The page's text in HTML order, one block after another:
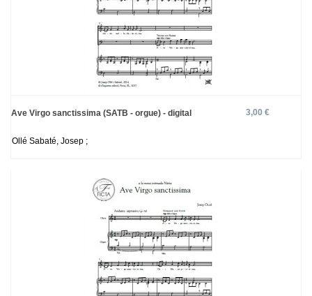
Ave Virgo sanctissima (SATB - orgue) - digital 3,00 €
Ollé Sabaté, Josep ;